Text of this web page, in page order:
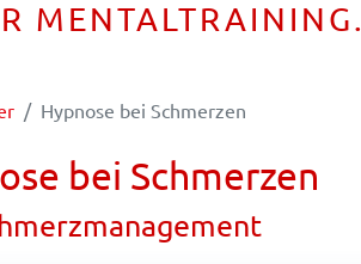
MENTALTRAINING.
Hypnose bei Schmerzen
bei Schmerzen